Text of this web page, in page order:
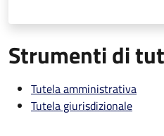
Strumenti di
Tutela amministrativa
Tutela giurisdizionale